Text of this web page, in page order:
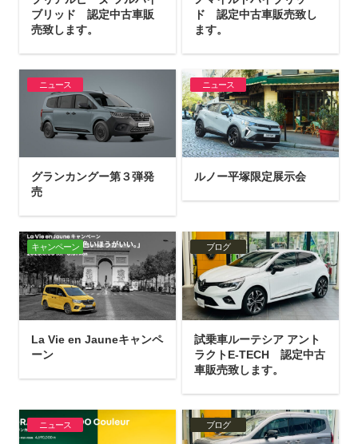
ブリッド 認定中古車販
売致します。
ド 認定中古車販売致し
ます。
ニュース
グランカングー第３弾発
売
ニュース
ルノー平塚限定展示会
キャンペーン
La Vie en Jauneキャンペ
ーン
ブログ
試乗車ルーテシア アント
ラクトE-TECH 認定中古
車販売致します。
ニュース ブログ